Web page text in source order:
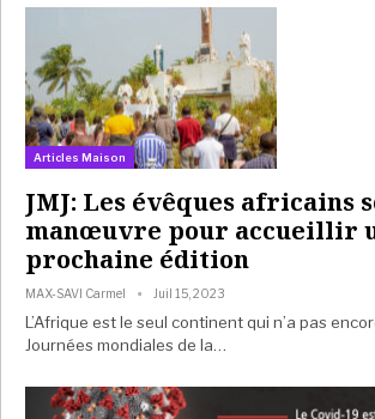
Articles Maison
JMJ: Les évêques africains
manœuvre pour accueillir
prochaine édition
MAX-SAVI Carmel Juil 15, 2023
L’Afrique est le seul continent qui n’a pas
Journées mondiales de la…